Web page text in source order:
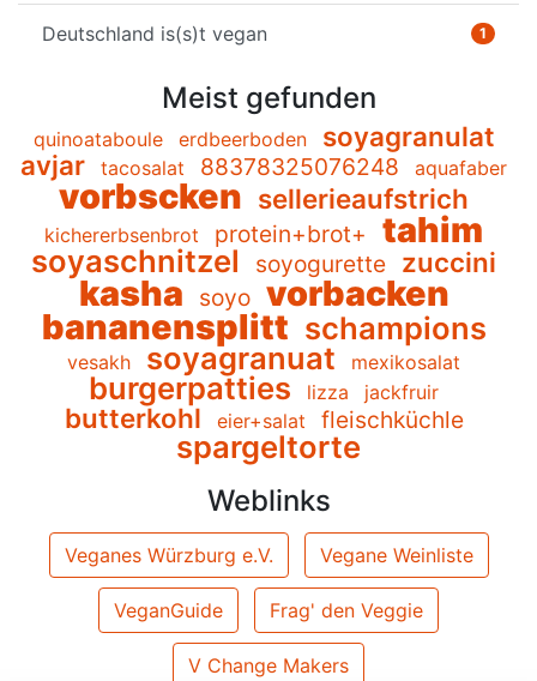
Deutschland is(s)t vegan 1
Meist gefunden
quinoataboule erdbeerboden
soyagranulat
avjar
tacosalat 88378325076248 aquafaber
vorbscken sellerieaufstrich
kichererbsenbrot protein+brot+ tahim
soyaschnitzel soyogurette zuccini
kasha soyo vorbacken
bananensplitt schampions
vesakh soyagranuat mexikosalat
burgerpatties lizza jackfruir
butterkohl eier+salat fleischküchle
spargeltorte
Weblinks
Veganes Würzburg e.V. Vegane Weinliste
VeganGuide Frag' den Veggie
V Change Makers